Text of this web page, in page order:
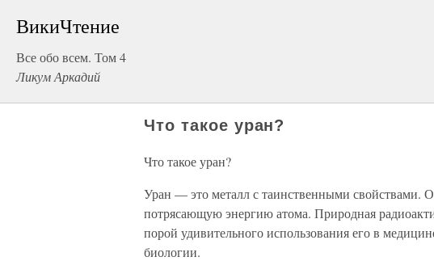
ВикиЧтение
Все обо всем. Том 4
Ликум Аркадий
Что такое уран?
Что такое уран?
Уран — это металл с таинственными свойствами.
потрясающую энергию атома. Природная
порой удивительного использования его в
биологии.